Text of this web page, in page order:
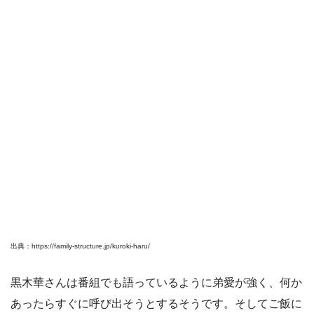
出典：https://family-structure.jp/kuroki-haru/
黒木華さんは番組でも語っているように弟愛が強く、何か
あったらすぐに呼び出そうとするそうです。そしてご飯に